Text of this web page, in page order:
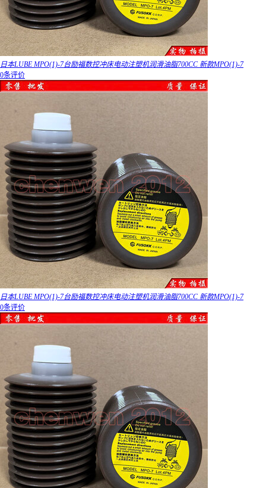
日本LUBE MPO(1)-7台励福数控冲床电动注塑机润滑油脂700CC 新款MPO(1)-7
0条评价
日本LUBE MPO(1)-7台励福数控冲床电动注塑机润滑油脂700CC 新款MPO(1)-7
0条评价